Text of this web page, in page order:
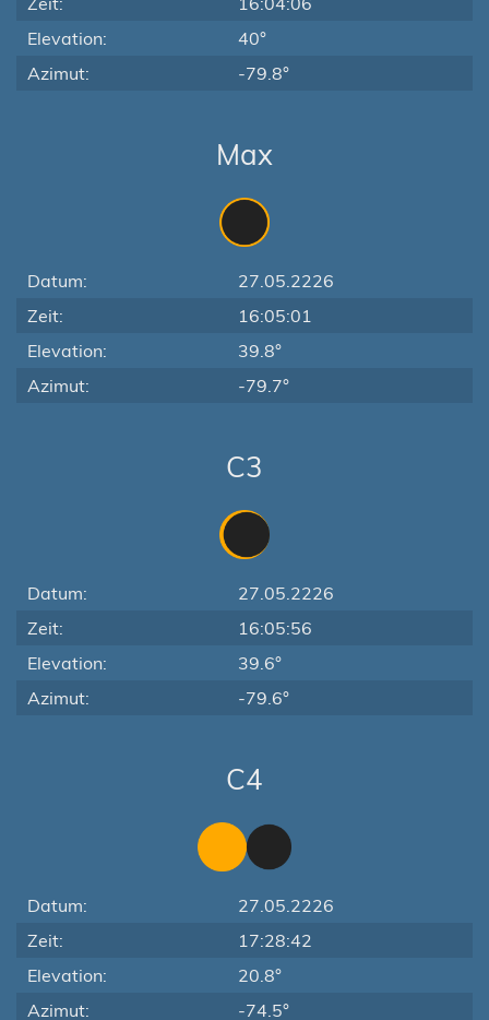
Elevation:
40°
Azimut:
-79.8°
Max
Datum:
27.05.2226
Zeit:
16:05:01
Elevation:
39.8°
Azimut:
-79.7°
C3
Datum:
27.05.2226
Zeit:
16:05:56
Elevation:
39.6°
Azimut:
-79.6°
C4
Datum:
27.05.2226
Zeit:
17:28:42
Elevation:
20.8°
Azimut:
-74.5°